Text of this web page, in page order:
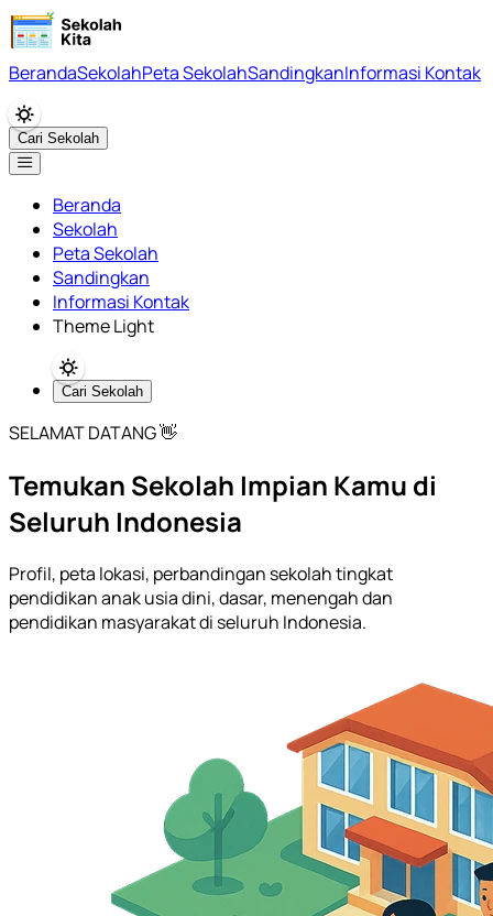
BerandaSekolahPeta SekolahSandingkanInformasi Kontak
Cari Sekolah
Beranda
Sekolah
Peta Sekolah
Sandingkan
Informasi Kontak
Theme Light
Cari Sekolah
SELAMAT DATANG 👋
Temukan Sekolah Impian Kamu di
Seluruh Indonesia
Profil, peta lokasi, perbandingan sekolah tingkat
pendidikan anak usia dini, dasar, menengah dan
pendidikan masyarakat di seluruh Indonesia.